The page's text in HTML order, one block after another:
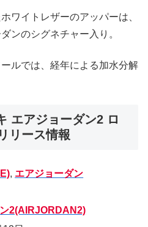
ワイトレザーのアッパーは、
ンのシグネチャー入り。
ルでは、経年による加水分解
エアジョーダン2 ロ
リース情報
, エアジョーダン
2(AIRJORDAN2)